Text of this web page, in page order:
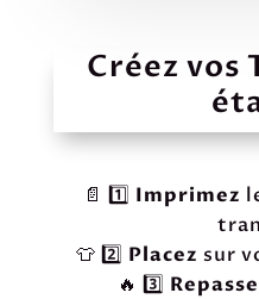
Créez vos
📄 1️⃣ Imprimez
👕 2️⃣ Placez sur
🔥 3️⃣